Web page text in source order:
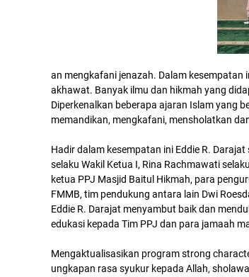
an mengkafani jenazah. Dalam kesempatan
akhawat. Banyak ilmu dan hikmah yang
Diperkenalkan beberapa ajaran Islam yang
memandikan, mengkafani, mensholatkan
Hadir dalam kesempatan ini Eddie R.
selaku Wakil Ketua I, Rina Rachmawati
ketua PPJ Masjid Baitul Hikmah, para
FMMB, tim pendukung antara lain Dwi
Eddie R. Darajat menyambut baik dan
edukasi kepada Tim PPJ dan para jamaah
Mengaktualisasikan program strong
ungkapan rasa syukur kepada Allah,